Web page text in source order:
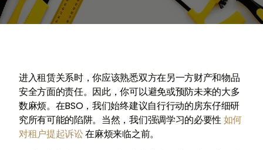
进入租赁关系时，你应该熟悉双方在另一方财产和物品
安全方面的责任。因此，你可以避免或预防未来的大多
数麻烦。在BSO，我们始终建议自行行动的房东仔细研
究所有可能的陷阱。当然，我们强调学习的必要性如何
对租户提起诉讼在麻烦来临之前。